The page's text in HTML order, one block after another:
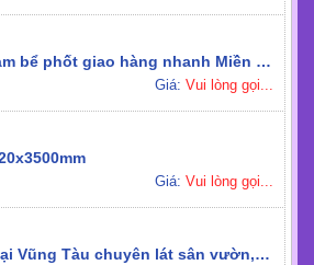
Cống bi bê tông làm bể phốt giao hàng nhanh Miền Nam
Giá: Vui lòng gọi...
Giá: Vui lòng gọi...
Tấm đan bê tông tại Vũng Tàu chuyên lát sân vườn, lối đi